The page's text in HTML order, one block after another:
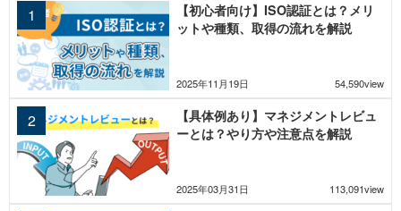
2025年11月19日 54,590view
【初心者向け】ISO認証とは？メリ
ットや種類、取得の流れを解説
2025年03月31日 113,091view
【具体例あり】マネジメントレビュ
ーとは？やり方や注意点を解説